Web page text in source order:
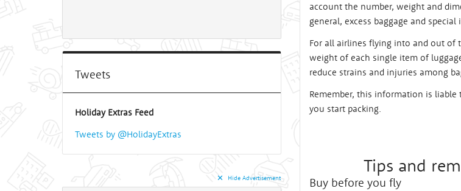
Tweets
Holiday Extras Feed
Tweets by @HolidayExtras
✕︎ Hide Advertisement
account the number, weight and
general, excess baggage and
For all airlines flying into and out of
weight of each single item of
reduce strains and injuries among
Remember, this information is
you start packing.
Tips and
Buy before you fly